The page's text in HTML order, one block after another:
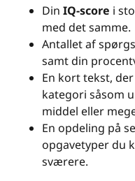
Din IQ-score i
med det samme.
Antallet af
samt din
En kort tekst,
kategori såsom
middel eller
En opdeling på
opgavetyper du
sværere.